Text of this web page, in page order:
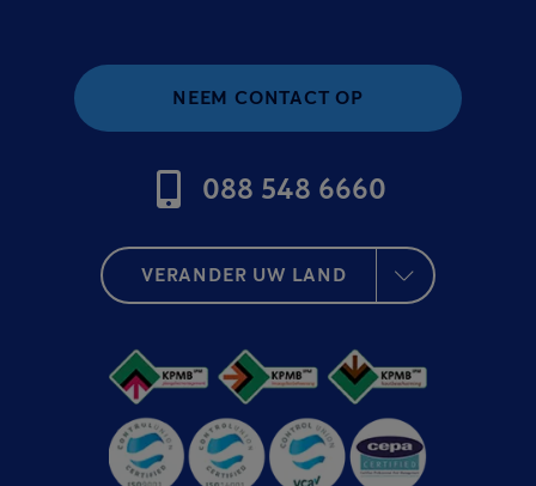
NEEM CONTACT OP
088 548 6660
VERANDER UW LAND